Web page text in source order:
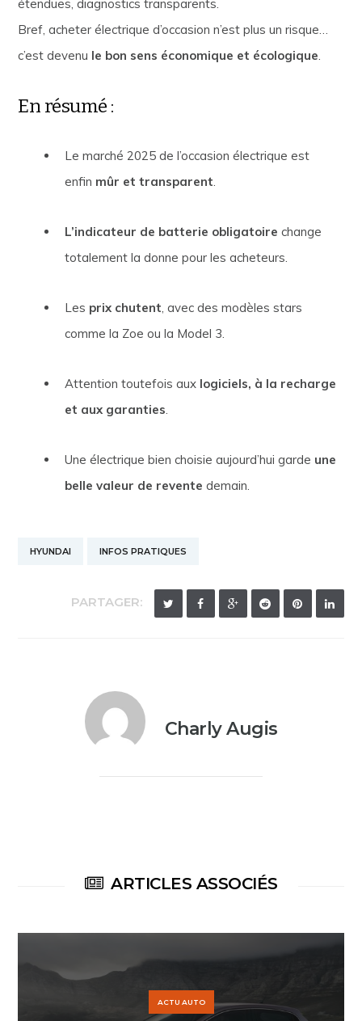
étendues, diagnostics transparents.
Bref, acheter électrique d’occasion n’est plus un risque…
c’est devenu le bon sens économique et écologique.
En résumé :
Le marché 2025 de l’occasion électrique est
enfin mûr et transparent.
L’indicateur de batterie obligatoire change
totalement la donne pour les acheteurs.
Les prix chutent, avec des modèles stars
comme la Zoe ou la Model 3.
Attention toutefois aux logiciels, à la recharge
et aux garanties.
Une électrique bien choisie aujourd’hui garde une
belle valeur de revente demain.
HYUNDAI INFOS PRATIQUES
PARTAGER:
Charly Augis
ARTICLES ASSOCIÉS
ACTU AUTO